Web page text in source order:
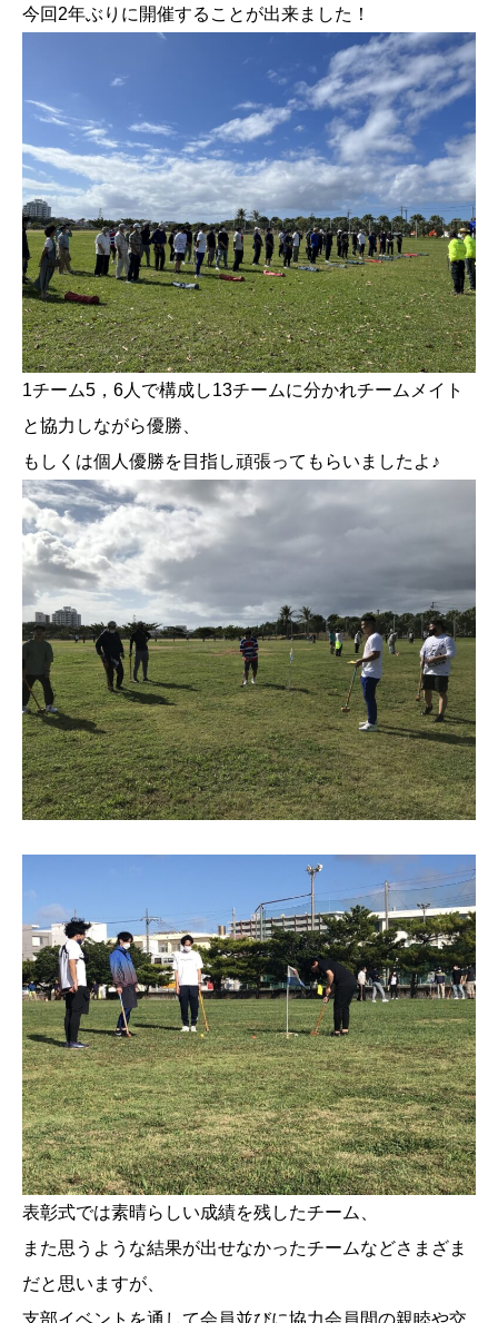
今回2年ぶりに開催することが出来ました！
1チーム5，6人で構成し13チームに分かれチームメイト
と協力しながら優勝、
もしくは個人優勝を目指し頑張ってもらいましたよ♪
表彰式では素晴らしい成績を残したチーム、
また思うような結果が出せなかったチームなどさまざま
だと思いますが、
支部イベントを通して会員並びに協力会員間の親睦や交